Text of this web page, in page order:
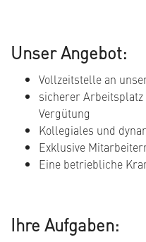
Unser Angebot:
Vollzeitstelle an
sicherer
Vergütung
Kollegiales und
Exklusive
Eine betriebliche
Ihre Aufgaben: